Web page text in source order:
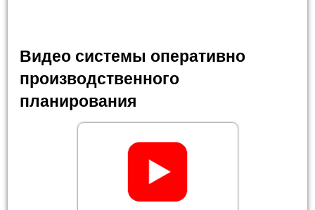
Видео системы оперативно
производственного
планирования